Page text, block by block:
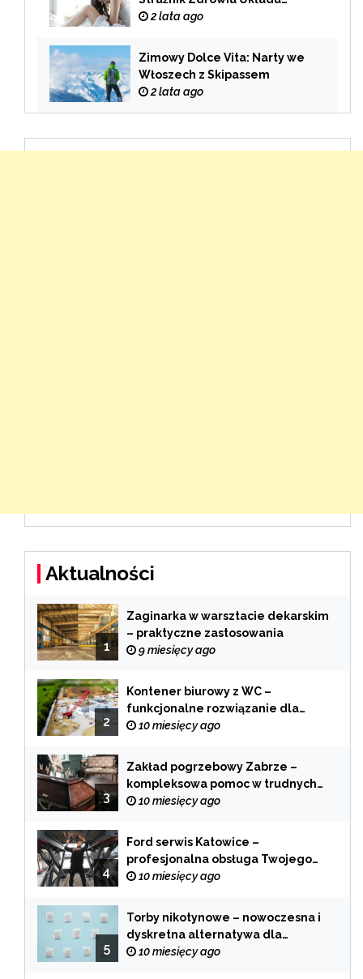
Pokarmowego
2 lata ago
Zimowy Dolce Vita: Narty we
Włoszech z Skipassem
2 lata ago
Aktualności
1
Zaginarka w warsztacie dekarskim
– praktyczne zastosowania
9 miesięcy ago
2
Kontener biurowy z WC –
funkcjonalne rozwiązanie dla
każdej branży
10 miesięcy ago
3
Zakład pogrzebowy Zabrze –
kompleksowa pomoc w trudnych
chwilach
10 miesięcy ago
4
Ford serwis Katowice –
profesjonalna obsługa Twojego
samochodu
10 miesięcy ago
5
Torby nikotynowe – nowoczesna i
dyskretna alternatywa dla
tradycyjnego palenia
10 miesięcy ago